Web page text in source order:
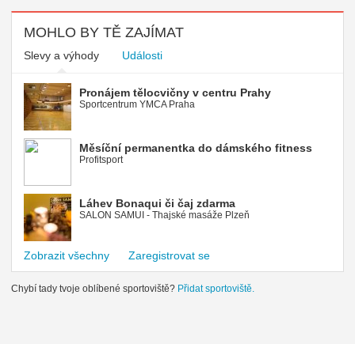
MOHLO BY TĚ ZAJÍMAT
Slevy a výhody Události
Pronájem tělocvičny v centru Prahy
Sportcentrum YMCA Praha
Měsíční permanentka do dámského fitness
Profitsport
Láhev Bonaqui či čaj zdarma
SALON SAMUI - Thajské masáže Plzeň
Zobrazit všechny Zaregistrovat se
Chybí tady tvoje oblíbené sportoviště? Přidat sportoviště.